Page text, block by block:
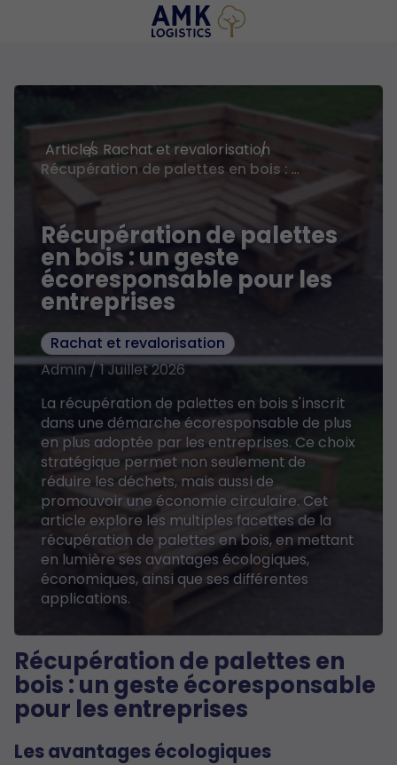
Articles Rachat et revalorisation
Récupération de palettes en bois : un geste écoresponsable pour les entreprises
Récupération de palettes
en bois : un geste
écoresponsable pour les
entreprises
Rachat et revalorisation
Admin / 1 Juillet 2026
La récupération de palettes en bois s'inscrit
dans une démarche écoresponsable de plus
en plus adoptée par les entreprises. Ce choix
stratégique permet non seulement de
réduire les déchets, mais aussi de
promouvoir une économie circulaire. Cet
article explore les multiples facettes de la
récupération de palettes en bois, en mettant
en lumière ses avantages écologiques,
économiques, ainsi que ses différentes
applications.
Récupération de palettes en
bois : un geste écoresponsable
pour les entreprises
Les avantages écologiques